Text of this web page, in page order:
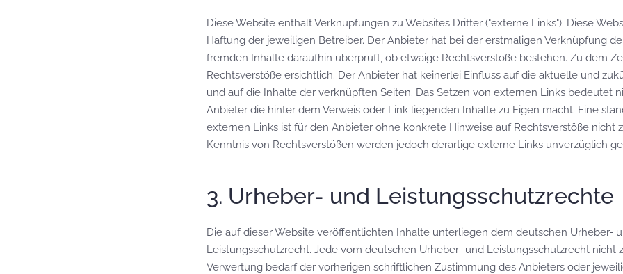
Diese Website enthält Verknüpfungen zu Websites Dritter ("externe Links"). Diese
Haftung der jeweiligen Betreiber. Der Anbieter hat bei der erstmaligen Verknüpfung
fremden Inhalte daraufhin überprüft, ob etwaige Rechtsverstöße bestehen. Zu dem
Rechtsverstöße ersichtlich. Der Anbieter hat keinerlei Einfluss auf die aktuelle und
und auf die Inhalte der verknüpften Seiten. Das Setzen von externen Links bedeutet
Anbieter die hinter dem Verweis oder Link liegenden Inhalte zu Eigen macht. Eine
externen Links ist für den Anbieter ohne konkrete Hinweise auf Rechtsverstöße nicht
Kenntnis von Rechtsverstößen werden jedoch derartige externe Links unverzüglich
3. Urheber- und Leistungsschutzrechte
Die auf dieser Website veröffentlichten Inhalte unterliegen dem deutschen Urheber-
Leistungsschutzrecht. Jede vom deutschen Urheber- und Leistungsschutzrecht nicht
Verwertung bedarf der vorherigen schriftlichen Zustimmung des Anbieters oder